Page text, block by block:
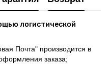
логистической
Почта" производится в
заказа;